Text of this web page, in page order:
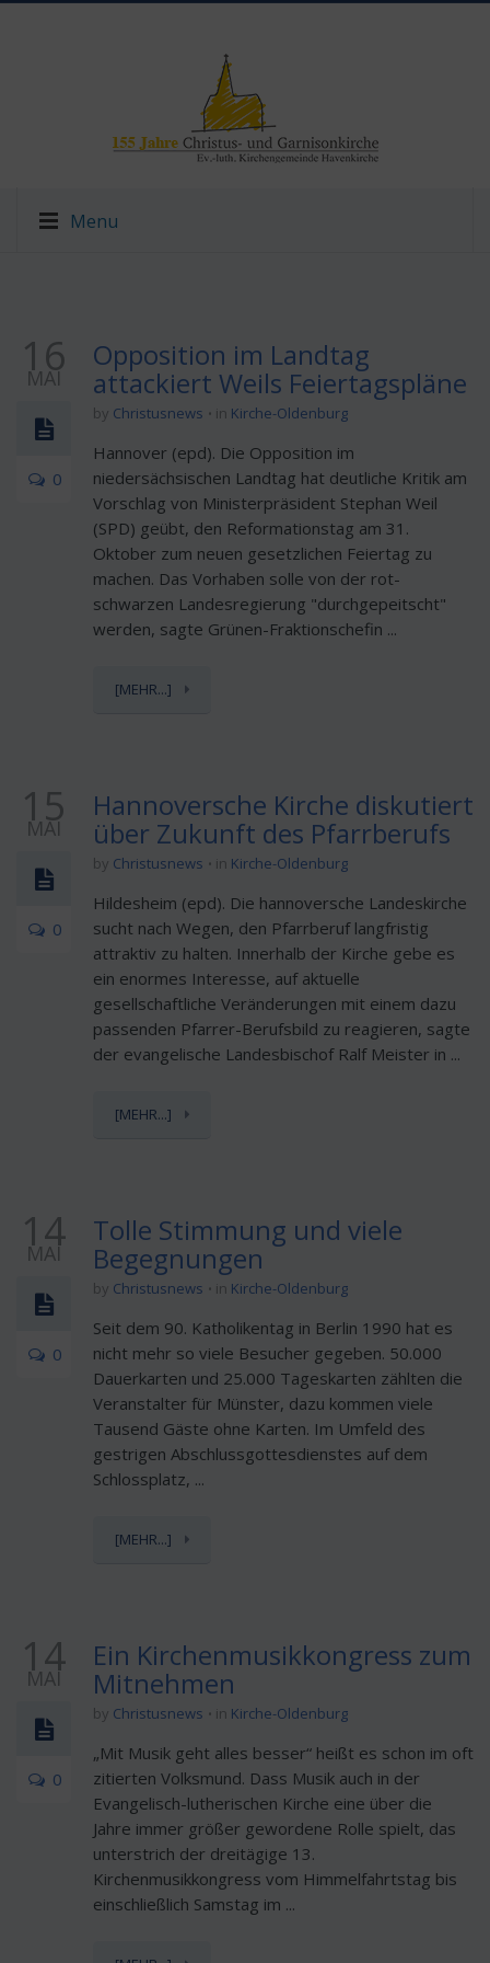
Menu
16
MAI
0
Opposition im Landtag
attackiert Weils Feiertagspläne
by Christusnews in Kirche-Oldenburg
Hannover (epd). Die Opposition im
niedersächsischen Landtag hat deutliche Kritik am
Vorschlag von Ministerpräsident Stephan Weil
(SPD) geübt, den Reformationstag am 31.
Oktober zum neuen gesetzlichen Feiertag zu
machen. Das Vorhaben solle von der rot-
schwarzen Landesregierung "durchgepeitscht"
werden, sagte Grünen-Fraktionschefin ...
[MEHR...]
15
MAI
0
Hannoversche Kirche diskutiert
über Zukunft des Pfarrberufs
by Christusnews in Kirche-Oldenburg
Hildesheim (epd). Die hannoversche Landeskirche
sucht nach Wegen, den Pfarrberuf langfristig
attraktiv zu halten. Innerhalb der Kirche gebe es
ein enormes Interesse, auf aktuelle
gesellschaftliche Veränderungen mit einem dazu
passenden Pfarrer-Berufsbild zu reagieren, sagte
der evangelische Landesbischof Ralf Meister in ...
[MEHR...]
14
MAI
0
Tolle Stimmung und viele
Begegnungen
by Christusnews in Kirche-Oldenburg
Seit dem 90. Katholikentag in Berlin 1990 hat es
nicht mehr so viele Besucher gegeben. 50.000
Dauerkarten und 25.000 Tageskarten zählten die
Veranstalter für Münster, dazu kommen viele
Tausend Gäste ohne Karten. Im Umfeld des
gestrigen Abschlussgottesdienstes auf dem
Schlossplatz, ...
[MEHR...]
14
MAI
0
Ein Kirchenmusikkongress zum
Mitnehmen
by Christusnews in Kirche-Oldenburg
„Mit Musik geht alles besser“ heißt es schon im oft
zitierten Volksmund. Dass Musik auch in der
Evangelisch-lutherischen Kirche eine über die
Jahre immer größer gewordene Rolle spielt, das
unterstrich der dreitägige 13.
Kirchenmusikkongress vom Himmelfahrtstag bis
einschließlich Samstag im ...